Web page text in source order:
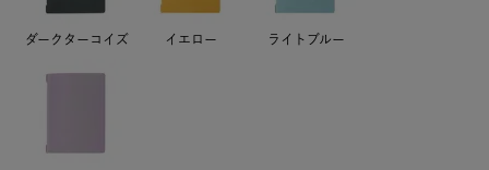
ダークターコイズ イエロー ライトブルー